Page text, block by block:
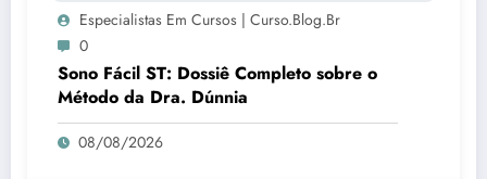
Especialistas Em Cursos | Curso.blog.br
0
Sono Fácil ST: Dossiê Completo sobre o
Método da Dra. Dúnnia
08/08/2026